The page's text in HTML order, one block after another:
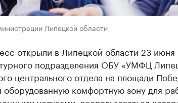
Липецкой области
открыли в Липецкой области 23 июня
подразделения ОБУ «УМФЦ
центрального отдела на площади
оборудованную комфортную зону для